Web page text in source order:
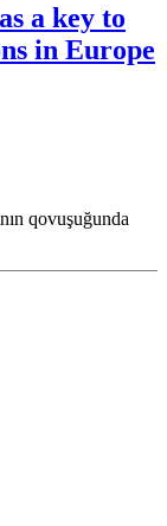
a key to
in Europe
qovuşuğunda